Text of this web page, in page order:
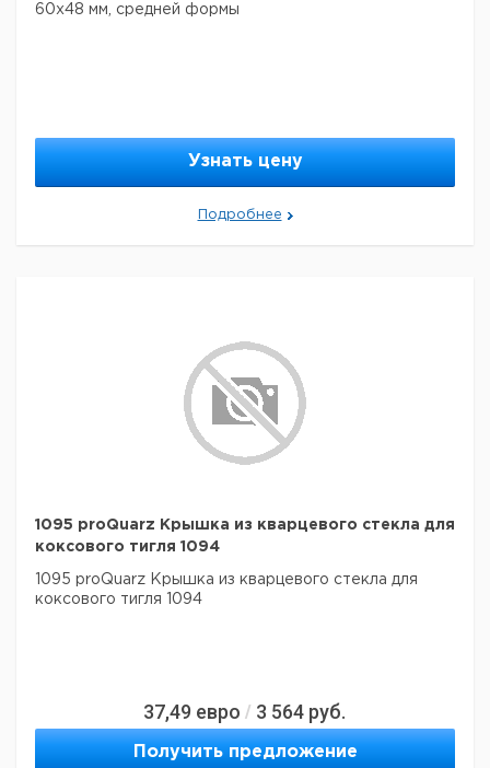
60x48 мм, средней формы
Узнать цену
Подробнее
1095 proQuarz Крышка из кварцевого стекла для
коксового тигля 1094
1095 proQuarz Крышка из кварцевого стекла для
коксового тигля 1094
37,49 евро / 3 564 руб.
Получить предложение